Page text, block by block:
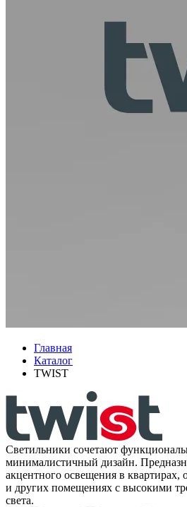
Главная
Каталог
TWIST
Светильники сочетают
минималистичный дизайн.
акцентного освещения в квартирах,
и других помещениях с высокими
света.